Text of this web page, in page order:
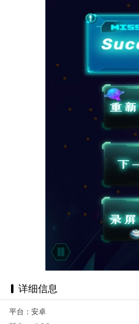
详细信息
平台：安卓